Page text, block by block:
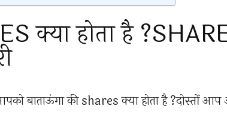
क्या होता है
बाताऊंगा की shares क्या होता है ?दोस्तों